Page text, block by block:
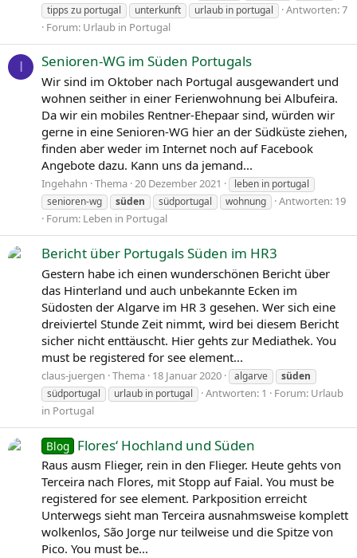
tipps zu portugal
unterkunft urlaub in portugal
Antworten: 7
Forum: Urlaub in Portugal
I Senioren-WG im Süden Portugals
Wir sind im Oktober nach Portugal ausgewandert und
wohnen seither in einer Ferienwohnung bei Albufeira.
Da wir ein mobiles Rentner-Ehepaar sind, würden wir
gerne in eine Senioren-WG hier an der Südküste ziehen,
finden aber weder im Internet noch auf Facebook
Angebote dazu. Kann uns da jemand...
Ingehahn Thema 20 Dezember 2021
leben in portugal
senioren-wg
süden südportugal wohnung
Antworten: 19
Forum: Leben in Portugal
Bericht über Portugals Süden im HR3
Gestern habe ich einen wunderschönen Bericht über
das Hinterland und auch unbekannte Ecken im
Südosten der Algarve im HR 3 gesehen. Wer sich eine
dreiviertel Stunde Zeit nimmt, wird bei diesem Bericht
sicher nicht enttäuscht. Hier gehts zur Mediathek. You
must be registered for see element...
claus-juergen Thema 18 Januar 2020 algarve
süden
südportugal
urlaub in portugal Antworten: 1 Forum: Urlaub
in Portugal
Blog Flores‘ Hochland und Süden
Raus ausm Flieger, rein in den Flieger. Heute gehts von
Terceira nach Flores, mit Stopp auf Faial. You must be
registered for see element. Parkposition erreicht
Unterwegs sieht man Terceira ausnahmsweise komplett
wolkenlos, São Jorge nur teilweise und die Spitze von
Pico. You must be...